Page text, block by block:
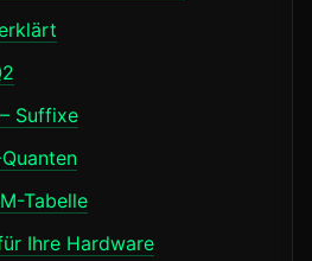
Suffixe
Tabelle
Ihre Hardware